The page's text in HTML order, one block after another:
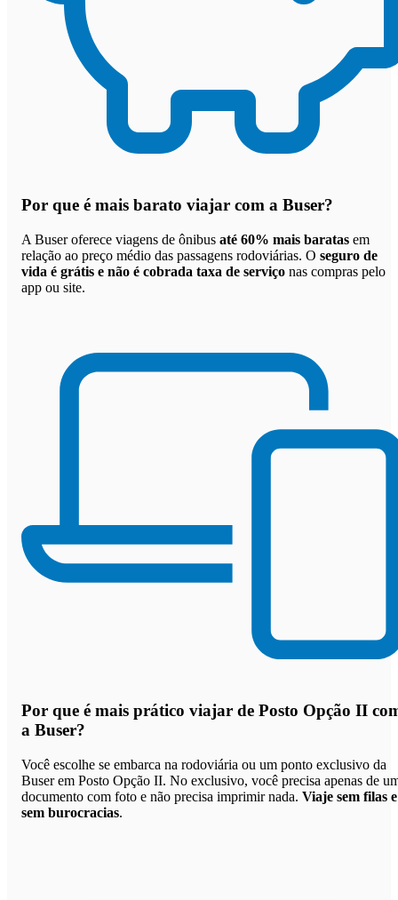
Por que é mais barato viajar com a Buser?
A Buser oferece viagens de ônibus até 60% mais baratas em
relação ao preço médio das passagens rodoviárias. O seguro de
vida é grátis e não é cobrada taxa de serviço nas compras pelo
app ou site.
Por que é mais prático viajar de Posto Opção II
a Buser?
Você escolhe se embarca na rodoviária ou um ponto exclusivo da
Buser em Posto Opção II. No exclusivo, você precisa apenas de
documento com foto e não precisa imprimir nada. Viaje sem filas e
sem burocracias.